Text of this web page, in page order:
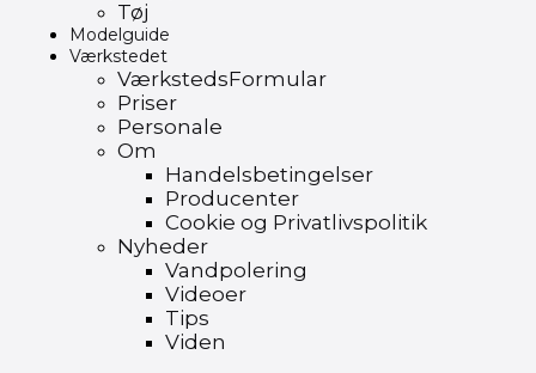
Tøj
Modelguide
Værkstedet
VærkstedsFormular
Priser
Personale
Om
Handelsbetingelser
Producenter
Cookie og Privatlivspolitik
Nyheder
Vandpolering
Videoer
Tips
Viden